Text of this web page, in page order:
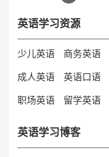
英语学习资源
少儿英语 商务英语
成人英语 英语口语
职场英语 留学英语
英语学习博客